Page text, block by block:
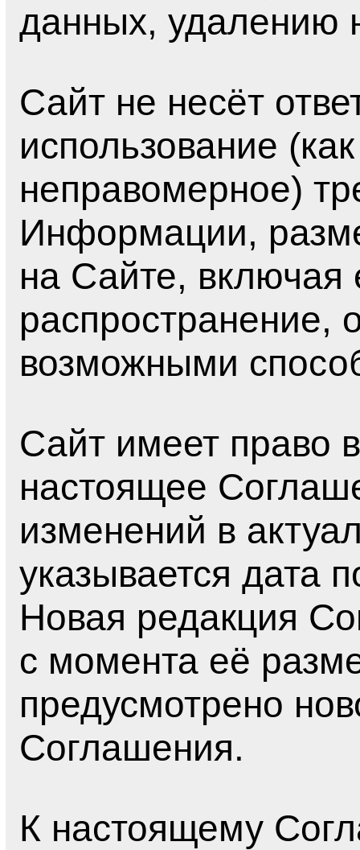
данных, удалению
Сайт не несёт
использование
неправомерное)
Информации,
на Сайте, включая
распространение,
возможными
Сайт имеет право
настоящее
изменений в
указывается дата
Новая редакция
с момента её
предусмотрено
Соглашения.
К настоящему